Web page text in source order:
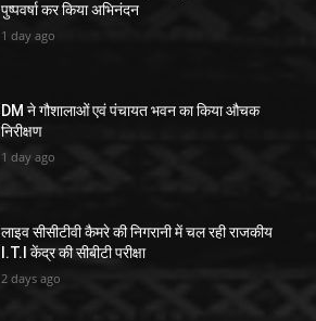
पुष्पवर्षा कर किया अभिनंदन
1 day ago
DM ने गौशालाओं एवं पंचायत भवन का किया औचक
निरीक्षण
1 day ago
लाइव सीसीटीवी कैमरे की निगरानी में चल रही राजकीय
I.T.I केंद्र की सीबीटी परीक्षा
2 days ago